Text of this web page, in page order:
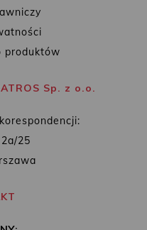
produktów
Sp. z o.o.
25